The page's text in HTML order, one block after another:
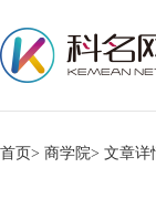
首页> 商学院> 文章详